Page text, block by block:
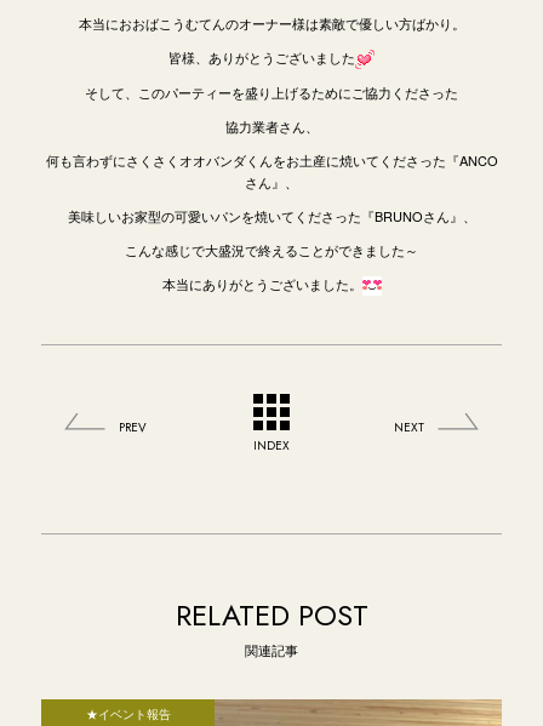
本当におおばこうむてんのオーナー様は素敵で優しい方ばかり。
皆様、ありがとうございました
そして、このパーティーを盛り上げるためにご協力くださった
協力業者さん、
何も言わずにさくさくオオバンダくんをお土産に焼いてくださった『ANCO
さん』、
美味しいお家型の可愛いパンを焼いてくださった『BRUNOさん』、
こんな感じで大盛況で終えることができました～
本当にありがとうございました。
PREV
INDEX
NEXT
RELATED POST
関連記事
★イベント報告